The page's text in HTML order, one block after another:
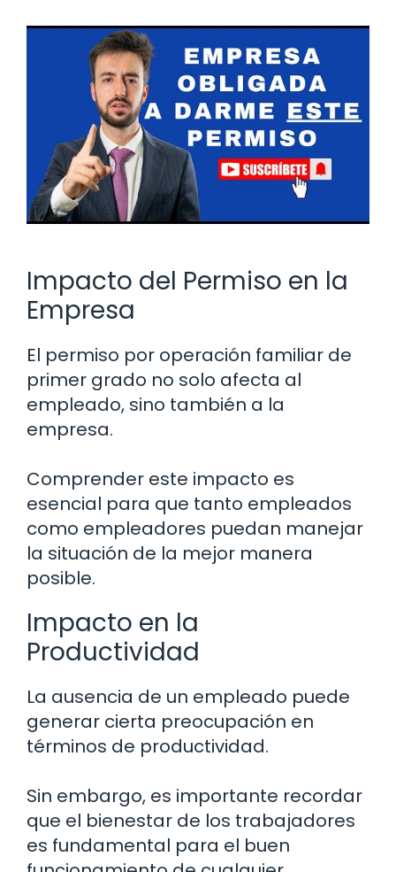
Impacto del Permiso en la
Empresa
El permiso por operación familiar de
primer grado no solo afecta al
empleado, sino también a la
empresa.
Comprender este impacto es
esencial para que tanto empleados
como empleadores puedan manejar
la situación de la mejor manera
posible.
Impacto en la
Productividad
La ausencia de un empleado puede
generar cierta preocupación en
términos de productividad.
Sin embargo, es importante recordar
que el bienestar de los trabajadores
es fundamental para el buen